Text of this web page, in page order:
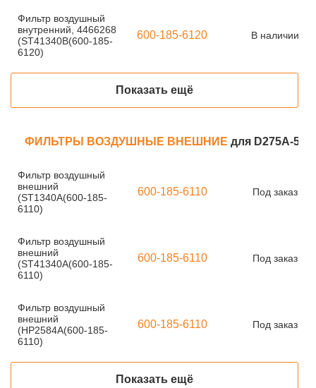
Фильтр воздушный
внутренний, 4466268
(ST41340B(600-185-
6120)
600-185-6120 В наличии
Показать ещё
ФИЛЬТРЫ ВОЗДУШНЫЕ ВНЕШНИЕ для D275A-5
Фильтр воздушный
внешний
(ST1340A(600-185-
6110)
600-185-6110 Под заказ
Фильтр воздушный
внешний
(ST41340A(600-185-
6110)
600-185-6110 Под заказ
Фильтр воздушный
внешний
(HP2584A(600-185-
6110)
600-185-6110 Под заказ
Показать ещё